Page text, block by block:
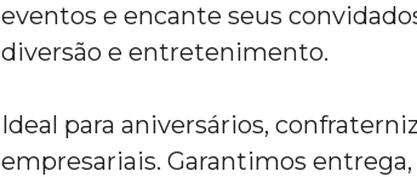
eventos e encante seus
diversão e entretenimento.
Ideal para aniversários,
empresariais. Garantimos